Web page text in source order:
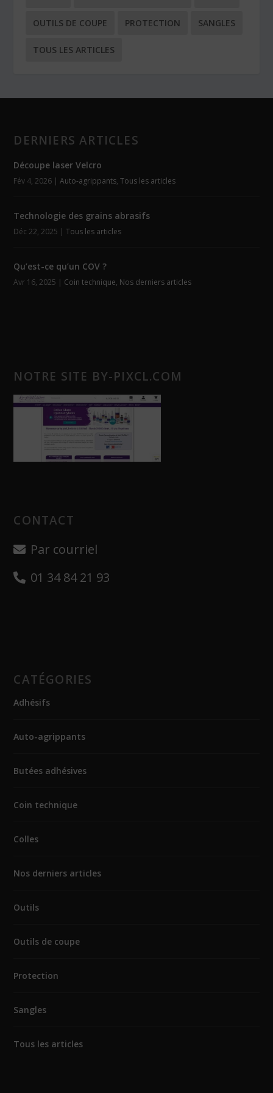
OUTILS DE COUPE PROTECTION SANGLES
TOUS LES ARTICLES
DERNIERS ARTICLES
Découpe laser Velcro
Fév 4, 2026 |Auto-agrippants,Tous les articles
Technologie des grains abrasifs
Déc 22, 2025 |Tous les articles
Qu’est-ce qu’un COV ?
Avr 16, 2025 | Coin technique, Nos derniers articles
NOTRE SITE BY-PIXCL.COM
CONTACT
Par courriel
01 34 84 21 93
CATÉGORIES
Adhésifs
Auto-agrippants
Butées adhésives
Coin technique
Colles
Nos derniers articles
Outils
Outils de coupe
Protection
Sangles
Tous les articles